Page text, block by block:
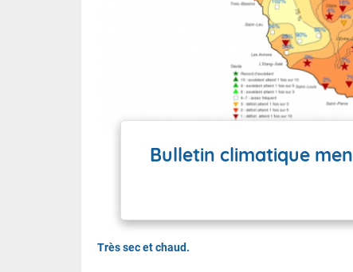
Bulletin climatique
Très sec et chaud.